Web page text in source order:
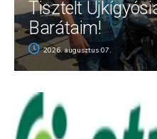
Tisztelt
Barátaim!
2026. augusztus 07.